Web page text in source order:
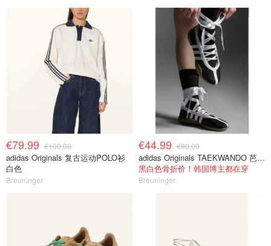
€79.99 €100.00
adidas Originals 复古运动POLO衫
白色
Breuninger
€44.99 €90.00
adidas Originals TAEKWANDO 芭蕾鞋
黑白色骨折价！韩国博主都在穿
Breuninger